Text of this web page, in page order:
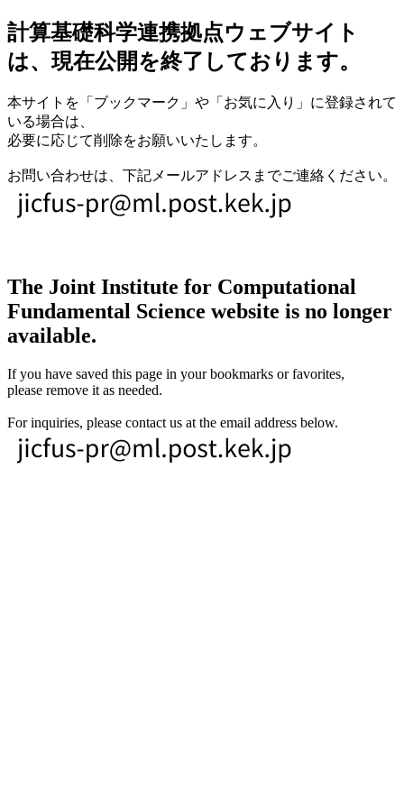
計算基礎科学連携拠点ウェブサイト
は、現在公開を終了しております。
本サイトを「ブックマーク」や「お気に入り」に登録されて
いる場合は、
必要に応じて削除をお願いいたします。
お問い合わせは、下記メールアドレスまでご連絡ください。
The Joint Institute for Computational
Fundamental Science website is no longer
available.
If you have saved this page in your bookmarks or favorites,
please remove it as needed.
For inquiries, please contact us at the email address below.